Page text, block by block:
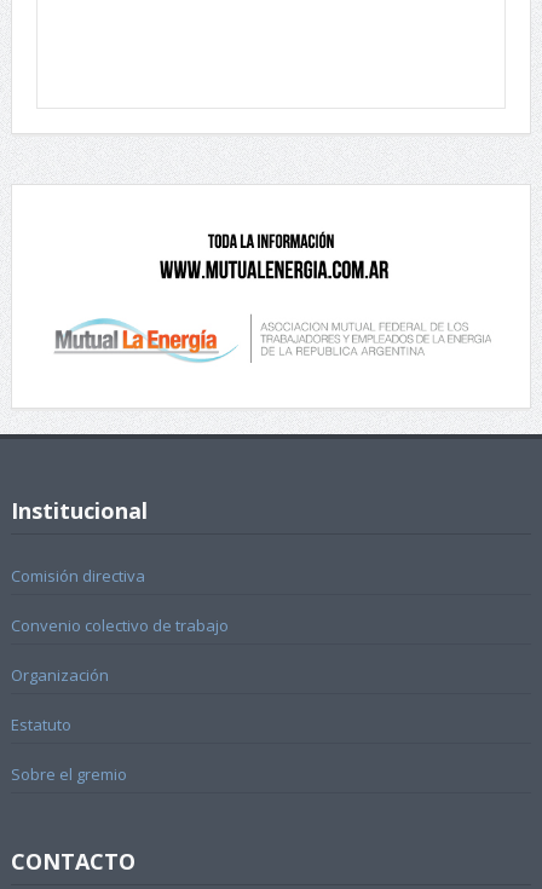
Institucional
Comisión directiva
Convenio colectivo de trabajo
Organización
Estatuto
Sobre el gremio
CONTACTO